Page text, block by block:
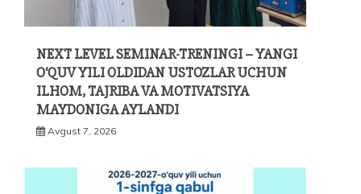
NEXT LEVEL SEMINAR-TRENINGI – YANGI
O‘QUV YILI OLDIDAN USTOZLAR UCHUN
ILHOM, TAJRIBA VA MOTIVATSIYA
MAYDONIGA AYLANDI
Avgust 7, 2026